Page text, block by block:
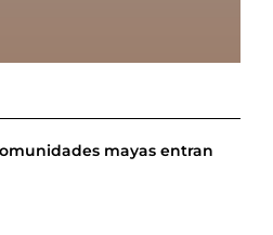
mayas entran